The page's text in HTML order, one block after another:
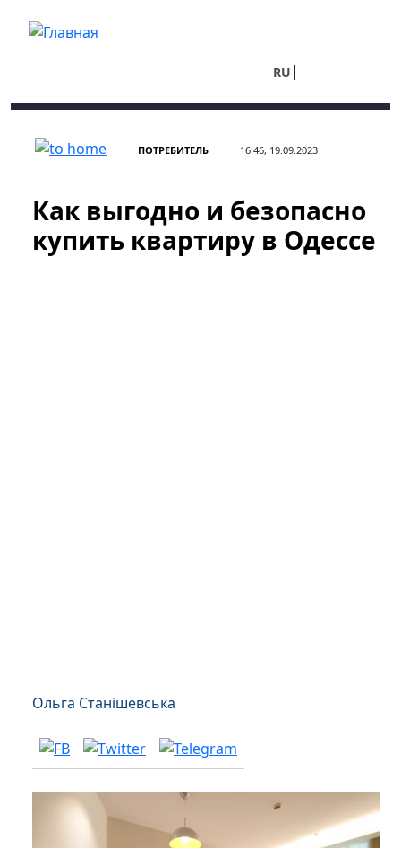
RU
ПОТРЕБИТЕЛЬ 16:46, 19.09.2023
Как выгодно и безопасно
купить квартиру в Одессе
Ольга Станішевська